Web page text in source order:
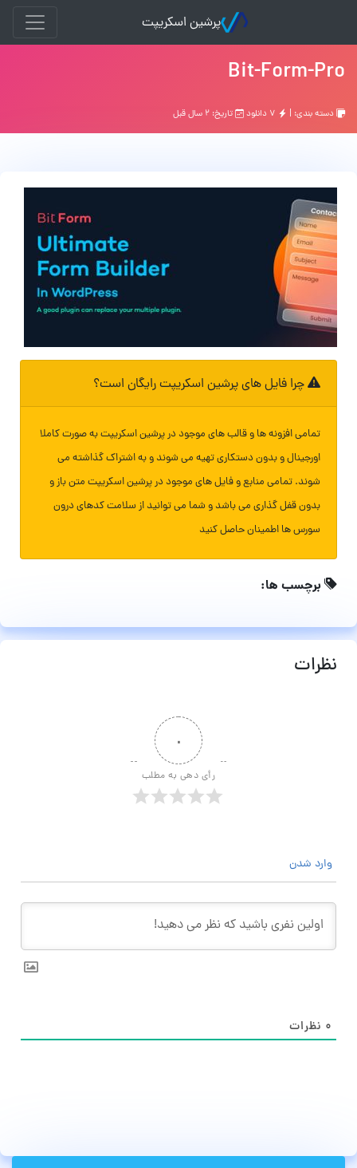
پرشین اسکریپت
Bit-Form-Pro
دسته بندی: | تاریخ: ۲ سال قبل
چرا فایل های پرشین اسکریپت رایگان است؟
تمامی افزونه ها و قالب های موجود در پرشین اسکریپت به صورت کاملا
اورجینال و بدون دستکاری تهیه می شوند و به اشتراک گذاشته می
شوند. تمامی منابع و فایل های موجود در پرشین اسکریپت متن باز و
بدون قفل گذاری می باشد و شما می توانید از سلامت کدهای درون
سورس ها اطمینان حاصل کنید
برچسب ها:
نظرات
۰
رأی دهی به مطلب
وارد شدن
۰ نظرات